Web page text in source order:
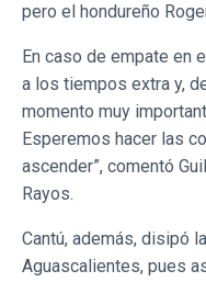
pero el hondureño
En caso de empate en
a los tiempos extra y,
momento muy
Esperemos hacer las
ascender”, comentó
Rayos.
Cantú, además, disipó
Aguascalientes, pues